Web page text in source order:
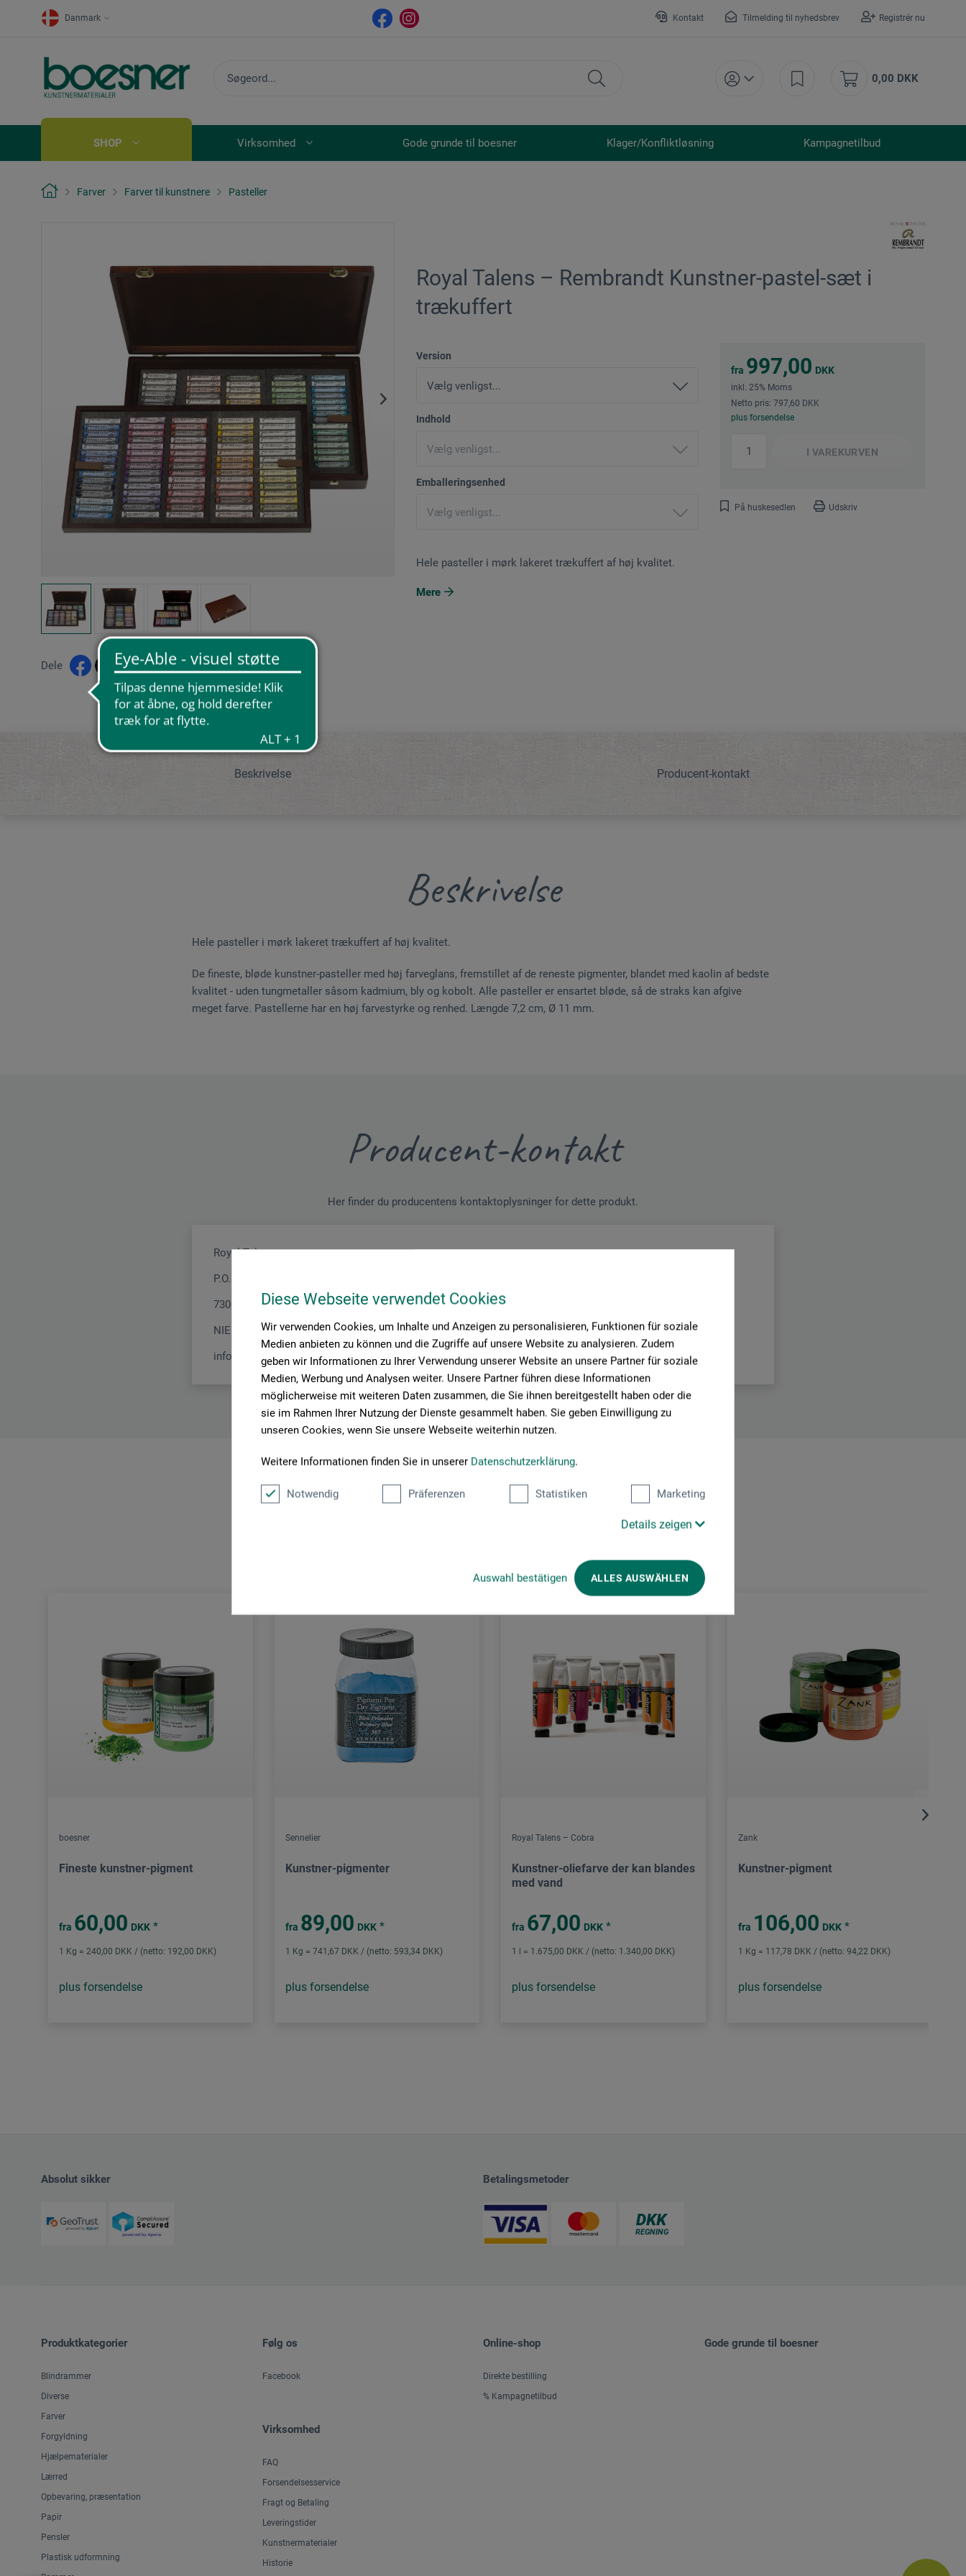
Diese Webseite verwendet Cookies
Wir verwenden Cookies, um Inhalte und Anzeigen zu personalisieren, Funktionen für soziale
Medien anbieten zu können und die Zugriffe auf unsere Website zu analysieren. Zudem
geben wir Informationen zu Ihrer Verwendung unserer Website an unsere Partner für soziale
Medien, Werbung und Analysen weiter. Unsere Partner führen diese Informationen
möglicherweise mit weiteren Daten zusammen, die Sie ihnen bereitgestellt haben oder die
sie im Rahmen Ihrer Nutzung der Dienste gesammelt haben. Sie geben Einwilligung zu
unseren Cookies, wenn Sie unsere Webseite weiterhin nutzen.
Weitere Informationen finden Sie in unserer Datenschutzerklärung.
Notwendig Präferenzen Statistiken Marketing
Details zeigen
Auswahl bestätigen ALLES AUSWÄHLEN
Danmark Kontakt Tilmelding til nyhedsbrev Registrér nu
0,00 DKK
SHOP Virksomhed Gode grunde til boesner Klager/Konfliktløsning Kampagnetilbud
Farver Farver til kunstnere Pasteller
Royal Talens – Rembrandt Kunstner-pastel-sæt i
trækuffert
Version
Indhold
Emballeringsenhed
fra 997,00 DKK
inkl. 25% Moms
Netto pris: 797,60 DKK
plus forsendelse
I VAREKURVEN
På huskesedlen Udskriv
Dele
Hele pasteller i mørk lakeret trækuffert af høj kvalitet.
Mere
Beskrivelse Producent-kontakt
Beskrivelse
Hele pasteller i mørk lakeret trækuffert af høj kvalitet.
De fineste, bløde kunstner-pasteller med høj farveglans, fremstillet af de reneste pigmenter, blandet med kaolin af bedste
kvalitet - uden tungmetaller såsom kadmium, bly og kobolt. Alle pasteller er ensartet bløde, så de straks kan afgive
meget farve. Pastellerne har en høj farvestyrke og renhed. Længde 7,2 cm, Ø 11 mm.
Producent-kontakt
Her finder du producentens kontaktoplysninger for dette produkt.
Royal Talens
P.O. Box 4
7300 Apeldoorn
NIEDERLANDE
info@royaltalens.com
boesner
Fineste kunstner-pigment
fra 60,00 DKK *
1 Kg = 240,00 DKK / (netto: 192,00 DKK)
plus forsendelse
Sennelier
Kunstner-pigmenter
fra 89,00 DKK *
1 Kg = 741,67 DKK / (netto: 593,34 DKK)
plus forsendelse
Royal Talens – Cobra
Kunstner-oliefarve der kan blandes
med vand
fra 67,00 DKK *
1 l = 1.675,00 DKK / (netto: 1.340,00 DKK)
plus forsendelse
Zank
Kunstner-pigment
fra 106,00 DKK *
1 Kg = 117,78 DKK / (netto: 94,22 DKK)
plus forsendelse
Absolut sikker Betalingsmetoder
Produktkategorier
Blindrammer
Diverse
Farver
Forgyldning
Hjælpematerialer
Lærred
Opbevaring, præsentation
Papir
Pensler
Plastisk udformning
Følg os
Facebook
Virksomhed
FAQ
Forsendelsesservice
Fragt og Betaling
Leveringstider
Kunstnermaterialer
Historie
Online-shop
Direkte bestilling
% Kampagnetilbud
Gode grunde til boesner